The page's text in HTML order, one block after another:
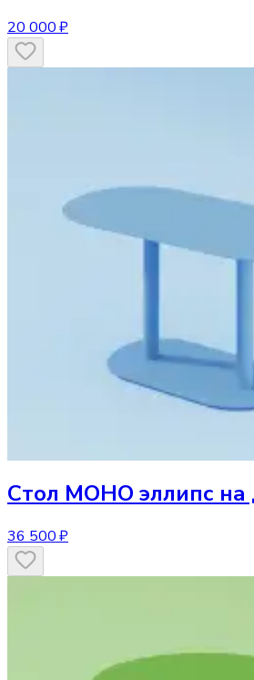
20 000 ₽
Стол МОНО эллипс на
36 500 ₽